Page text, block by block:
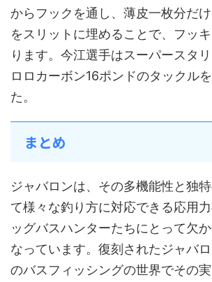
からフックを通し、薄皮一枚分だ
をスリットに埋めることで、フッ
ります。今江選手はスーパースタ
ロロカーボン16ポンドのタックル
た。
まとめ
ジャバロンは、その多機能性と独
て様々な釣り方に対応できる応用
ッグバスハンターたちにとって欠
なっています。復刻されたジャバ
のバスフィッシングの世界でその